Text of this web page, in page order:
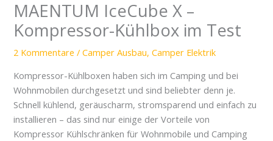
MAENTUM IceCube X –
Kompressor-Kühlbox im Test
2 Kommentare /Camper Ausbau,Camper Elektrik
Kompressor-Kühlboxen haben sich im Camping und bei
Wohnmobilen durchgesetzt und sind beliebter denn je.
Schnell kühlend, geräuscharm, stromsparend und einfach zu
installieren – das sind nur einige der Vorteile von
Kompressor Kühlschränken für Wohnmobile und Camping